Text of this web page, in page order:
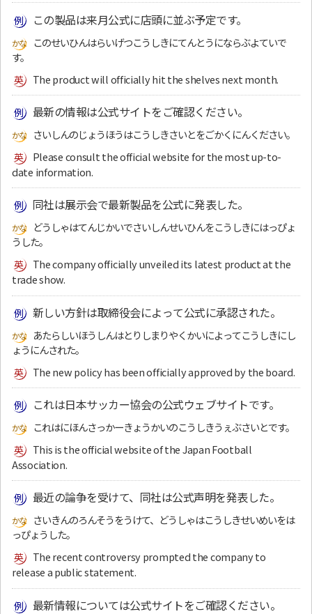
この製品は来月公式に店頭に並ぶ予定です。
このせいひんはらいげつこうしきにてんとうにならぶよていで
す。
The product will officially hit the shelves next month.
最新の情報は公式サイトをご確認ください。
さいしんのじょうほうはこうしきさいとをごかくにんください。
Please consult the official website for the most up-to-
date information.
同社は展示会で最新製品を公式に発表した。
どうしゃはてんじかいでさいしんせいひんをこうしきにはっぴょ
うした。
The company officially unveiled its latest product at the
trade show.
新しい方針は取締役会によって公式に承認された。
あたらしいほうしんはとりしまりやくかいによってこうしきにし
ょうにんされた。
The new policy has been officially approved by the board.
これは日本サッカー協会の公式ウェブサイトです。
これはにほんさっかーきょうかいのこうしきうぇぶさいとです。
This is the official website of the Japan Football
Association.
最近の論争を受けて、同社は公式声明を発表した。
さいきんのろんそうをうけて、どうしゃはこうしきせいめいをは
っぴょうした。
The recent controversy prompted the company to
release a public statement.
最新情報については公式サイトをご確認ください。